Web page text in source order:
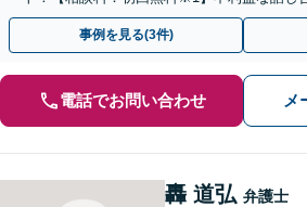
ぐ相談！
事例を見る(3件)
電話でお問い合わせ メ
轟 道弘 弁護士